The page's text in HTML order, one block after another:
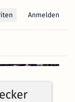
Anmelden